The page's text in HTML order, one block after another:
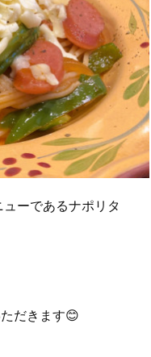
ーであるナポリタ
だきます😊